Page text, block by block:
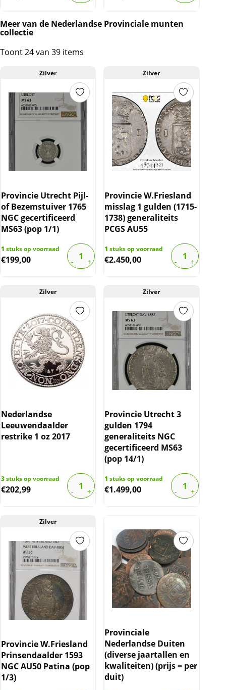
Meer van de Nederlandse Provinciale munten
collectie
Toont 24 van 39 items
Zilver
Provincie Utrecht Pijl-
of Bezemstuiver 1765
NGC gecertificeerd
MS63 (pop 1/1)
1 stuks op voorraad
€199,00
Zilver
Provincie W.Friesland
misslag 1 gulden (1715-
1738) generaliteits
PCGS AU55
1 stuks op voorraad
€2.450,00
Zilver
Nederlandse
Leeuwendaalder
restrike 1 oz 2017
3stuks op voorraad
€202,99
Zilver
Provincie Utrecht 3
gulden 1794
generaliteits NGC
gecertificeerd MS63
(pop 14/1)
1 stuks op voorraad
€1.499,00
Zilver
Provincie W.Friesland
Prinsendaalder 1593
NGC AU50 Patina (pop
1/3)
Provinciale
Nederlandse Duiten
(diverse jaartallen en
kwaliteiten) (prijs = per
duit)